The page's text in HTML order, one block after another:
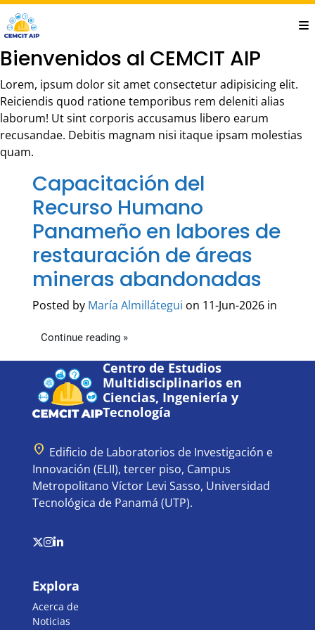
Saltar
al
contenido
principal
Bienvenidos al CEMCIT AIP
Lorem, ipsum dolor sit amet consectetur adipisicing elit.
Reiciendis quod ratione temporibus rem deleniti alias
laborum! Ut sint corporis accusamus libero earum
recusandae. Debitis magnam nisi itaque ipsam molestias
quam.
Capacitación del
Recurso Humano
Panameño en labores de
restauración de áreas
mineras abandonadas
Posted by María Almillátegui on 11-Jun-2026 in
Continue reading »
Centro de Estudios
Multidisciplinarios en
Ciencias, Ingeniería y
Tecnología
location_on Edificio de Laboratorios de Investigación e
Innovación (ELII), tercer piso, Campus
Metropolitano Víctor Levi Sasso, Universidad
Tecnológica de Panamá (UTP).
Explora
Acerca de
Noticias